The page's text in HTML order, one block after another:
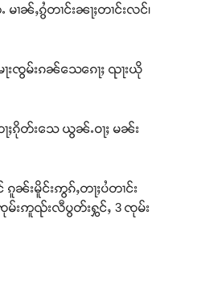
မၢၼ်ႇၵွႆတၢင်းၼႃႈတၢင်းလင်၊
ႃးၸွမ်းၵၼ်သေၵေႃႈ ၺႃးယို
ၵိုတ်းသေ ယွၼ်ႉဝႃႈ မၼ်း
ၼ်းမိူင်းဢွၵ်ႇတႃႈပႆတၢင်း
မ်းဢူၺ်းလီပွတ်းႁွင်ႇ 3 ၸုမ်း